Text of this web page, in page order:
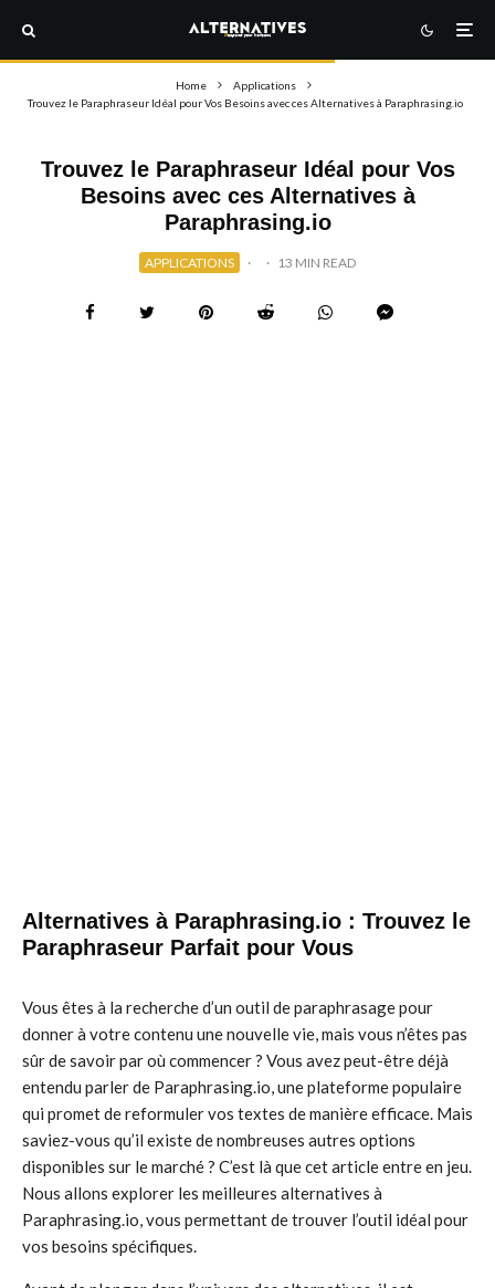
Home
Applications
Trouvez le Paraphraseur Idéal pour Vos Besoins avec ces Alternatives à Paraphrasing.io
Trouvez le Paraphraseur Idéal pour Vos
Besoins avec ces Alternatives à
Paraphrasing.io
APPLICATIONS · · 13 MIN READ
Alternatives à Paraphrasing.io : Trouvez le
Paraphraseur Parfait pour Vous
Vous êtes à la recherche d’un outil de paraphrasage pour
donner à votre contenu une nouvelle vie, mais vous n’êtes pas
sûr de savoir par où commencer ? Vous avez peut-être déjà
entendu parler de Paraphrasing.io, une plateforme populaire
qui promet de reformuler vos textes de manière efficace. Mais
saviez-vous qu’il existe de nombreuses autres options
disponibles sur le marché ? C’est là que cet article entre en jeu.
Nous allons explorer les meilleures alternatives à
Paraphrasing.io, vous permettant de trouver l’outil idéal pour
vos besoins spécifiques.